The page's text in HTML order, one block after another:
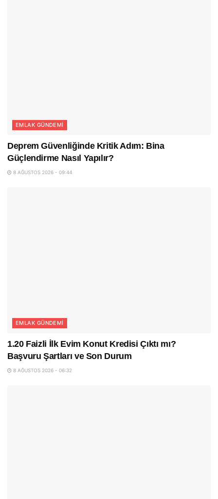
EMLAK GÜNDEMI
Deprem Güvenliğinde Kritik Adım: Bina
Güçlendirme Nasıl Yapılır?
8 AĞUSTOS 2026 - 09:44
EMLAK GÜNDEMI
1.20 Faizli İlk Evim Konut Kredisi Çıktı mı?
Başvuru Şartları ve Son Durum
8 AĞUSTOS 2026 - 06:32